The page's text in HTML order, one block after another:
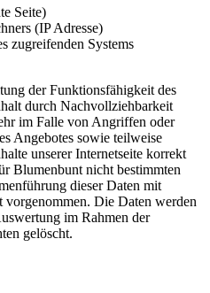
Seite)
(IP Adresse)
zugreifenden Systems
der Funktionsfähigkeit des
durch Nachvollziehbarkeit
im Falle von Angriffen oder
Angebotes sowie teilweise
unserer Internetseite korrekt
Blumenbunt nicht bestimmten
dieser Daten mit
Die Daten werden
im Rahmen der
gelöscht.